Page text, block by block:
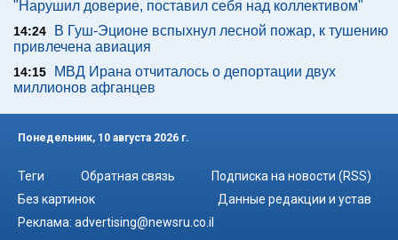
"Нарушил доверие, поставил себя над коллективом"
14:24
В Гуш-Эционе вспыхнул лесной пожар, к тушению
привлечена авиация
14:15
МВД Ирана отчиталось о депортации двух
миллионов афганцев
Понедельник, 10 августа 2026 г.
Теги Обратная связь
Подписка на новости (RSS)
Без картинок
Данные редакции и устав
Реклама: advertising@newsru.co.il